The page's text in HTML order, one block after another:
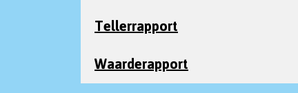
Tellerrapport
Waarderapport